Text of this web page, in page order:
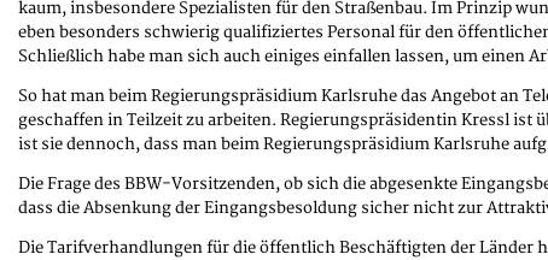
kaum, insbesondere Spezialisten für den Straßenbau. Im Prinzip
eben besonders schwierig qualifiziertes Personal für den
Schließlich habe man sich auch einiges einfallen lassen, um einen
So hat man beim Regierungspräsidium Karlsruhe das Angebot an
geschaffen in Teilzeit zu arbeiten. Regierungspräsidentin Kressl
ist sie dennoch, dass man beim Regierungspräsidium Karlsruhe
Die Frage des BBW-Vorsitzenden, ob sich die abgesenkte
dass die Absenkung der Eingangsbesoldung sicher nicht zur
Die Tarifverhandlungen für die öffentlich Beschäftigten der Länder